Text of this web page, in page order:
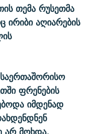
თემა რუსეთმა
ირიბი აღიარების
ფრენების
იმდენად